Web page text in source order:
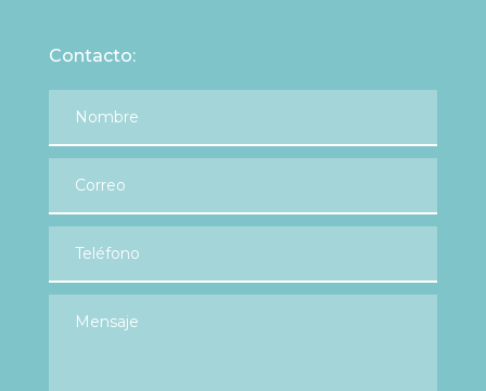
Contacto: